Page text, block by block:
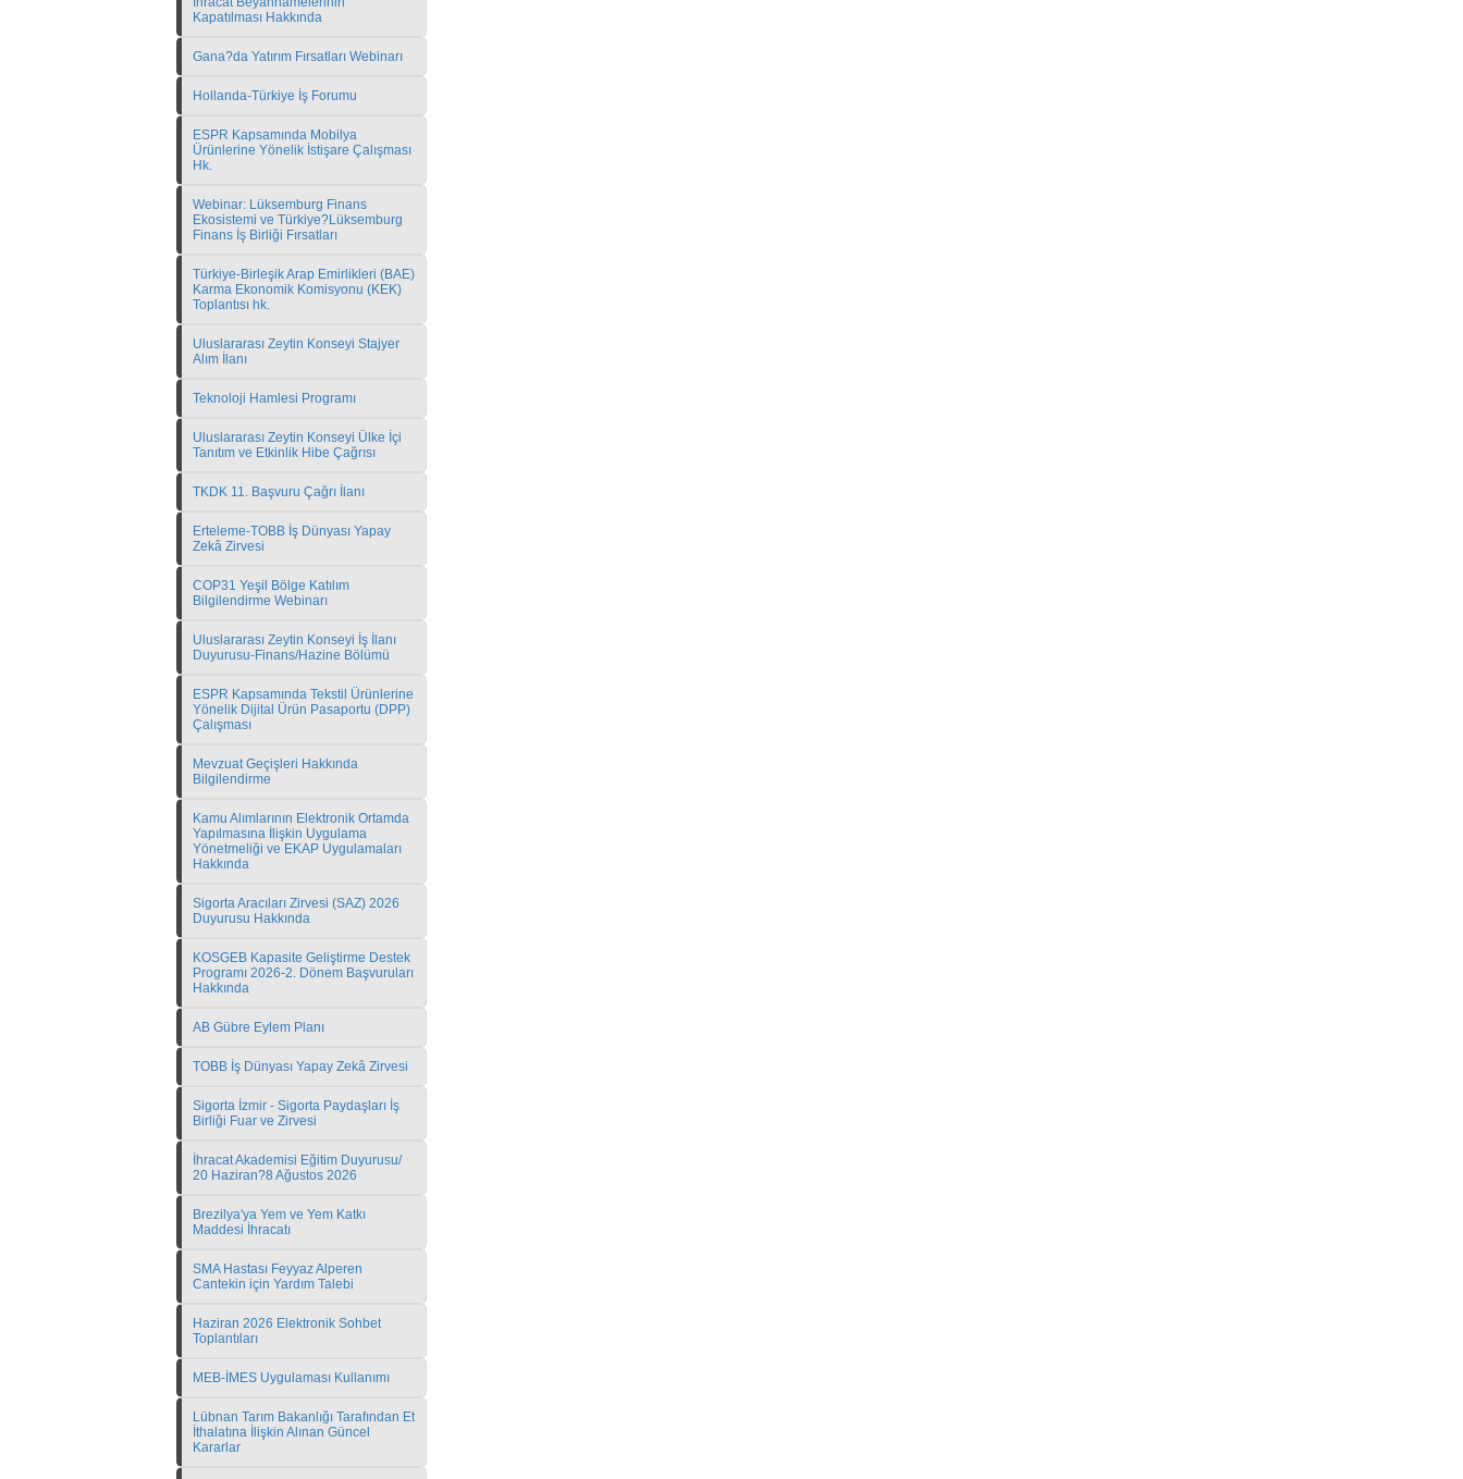
Kapatılması Hakkında
Gana?da Yatırım Fırsatları Webinarı
Hollanda-Türkiye İş Forumu
ESPR Kapsamında Mobilya
Ürünlerine Yönelik İstişare Çalışması
Hk.
Webinar: Lüksemburg Finans
Ekosistemi ve Türkiye?Lüksemburg
Finans İş Birliği Fırsatları
Türkiye-Birleşik Arap Emirlikleri (BAE)
Karma Ekonomik Komisyonu (KEK)
Toplantısı hk.
Uluslararası Zeytin Konseyi Stajyer
Alım İlanı
Teknoloji Hamlesi Programı
Uluslararası Zeytin Konseyi Ülke İçi
Tanıtım ve Etkinlik Hibe Çağrısı
TKDK 11. Başvuru Çağrı İlanı
Erteleme-TOBB İş Dünyası Yapay
Zekâ Zirvesi
COP31 Yeşil Bölge Katılım
Bilgilendirme Webinarı
Uluslararası Zeytin Konseyi İş İlanı
Duyurusu-Finans/Hazine Bölümü
ESPR Kapsamında Tekstil Ürünlerine
Yönelik Dijital Ürün Pasaportu (DPP)
Çalışması
Mevzuat Geçişleri Hakkında
Bilgilendirme
Kamu Alımlarının Elektronik Ortamda
Yapılmasına İlişkin Uygulama
Yönetmeliği ve EKAP Uygulamaları
Hakkında
Sigorta Aracıları Zirvesi (SAZ) 2026
Duyurusu Hakkında
KOSGEB Kapasite Geliştirme Destek
Programı 2026-2. Dönem Başvuruları
Hakkında
AB Gübre Eylem Planı
TOBB İş Dünyası Yapay Zekâ Zirvesi
Sigorta İzmir - Sigorta Paydaşları İş
Birliği Fuar ve Zirvesi
İhracat Akademisi Eğitim Duyurusu/
20 Haziran?8 Ağustos 2026
Brezilya'ya Yem ve Yem Katkı
Maddesi İhracatı
SMA Hastası Feyyaz Alperen
Cantekin için Yardım Talebi
Haziran 2026 Elektronik Sohbet
Toplantıları
MEB-İMES Uygulaması Kullanımı
Lübnan Tarım Bakanlığı Tarafından Et
İthalatına İlişkin Alınan Güncel
Kararlar